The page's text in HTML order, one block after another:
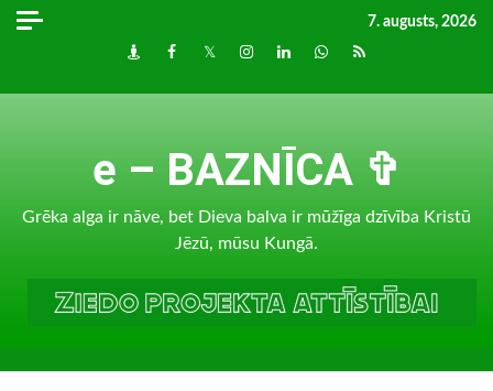
Skip
7. augusts, 2026
DraugiemFacebook
TwitterInstagram
LinkedInwhatsapp
RSS
e – BAZNĪCA ✞
Grēka alga ir nāve, bet Dieva balva ir mūžīga dzīvība Kristū
Jēzū, mūsu Kungā.